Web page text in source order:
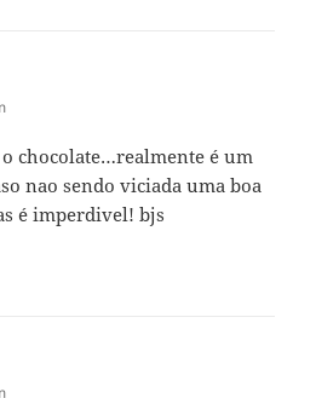
chocolate…realmente é um
nao sendo viciada uma boa
é imperdivel! bjs